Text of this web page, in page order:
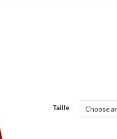
Taille